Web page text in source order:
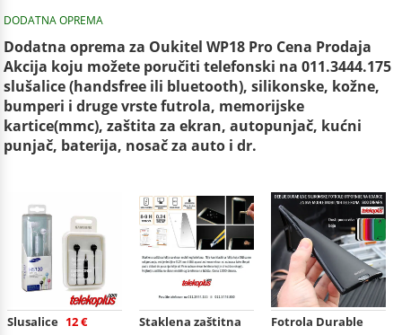
DODATNA OPREMA
Dodatna oprema za Oukitel WP18 Pro Cena Prodaja
Akcija koju možete poručiti telefonski na 011.3444.175
slušalice (handsfree ili bluetooth), silikonske, kožne,
bumperi i druge vrste futrola, memorijske
kartice(mmc), zaštita za ekran, autopunjač, kućni
punjač, baterija, nosač za auto i dr.
Slusalice 12 €
Staklena zaštitna
Fotrola Durable